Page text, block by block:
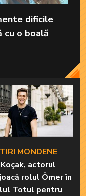
dificile
cu o boală
MONDENE
actorul
rolul Ömer în
Totul pentru